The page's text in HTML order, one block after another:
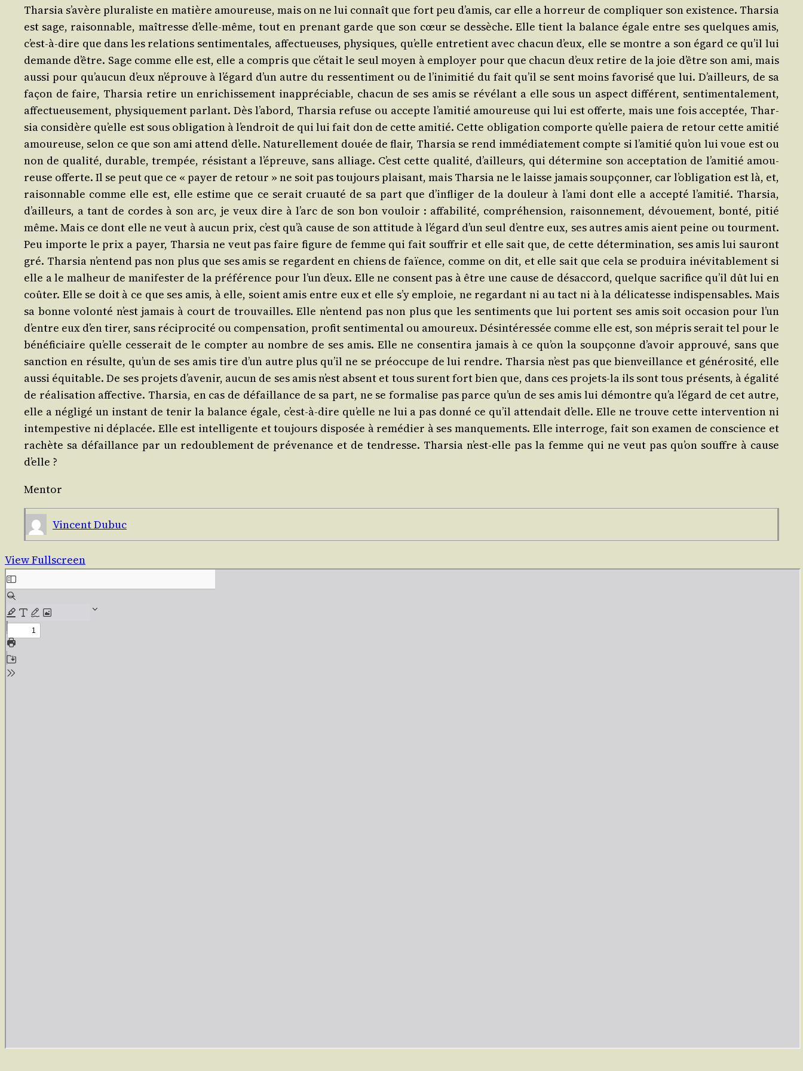
Thar­sia s’a­vère plu­ra­liste en matière amou­reuse, mais on ne lui connaît que fort peu d’a­mis, car elle a hor­reur de com­pli­quer son exis­tence. Thar­sia
est sage, rai­son­nable, maî­tresse d’elle-même, tout en pre­nant garde que son cœur se des­sèche. Elle tient la balance égale entre ses quelques amis,
c’est-à-dire que dans les rela­tions sen­ti­men­tales, affec­tueuses, phy­siques, qu’elle entre­tient avec cha­cun d’eux, elle se montre a son égard ce qu’il lui
demande d’être. Sage comme elle est, elle a com­pris que c’é­tait le seul moyen à employer pour que cha­cun d’eux retire de la joie d’être son ami, mais
aus­si pour qu’au­cun d’eux n’é­prouve à l’é­gard d’un autre du res­sen­ti­ment ou de l’i­ni­mi­tié du fait qu’il se sent moins favo­ri­sé que lui. D’ailleurs, de sa
façon de faire, Thar­sia retire un enri­chis­se­ment inap­pré­ciable, cha­cun de ses amis se révé­lant a elle sous un aspect dif­fé­rent, sen­ti­men­ta­le­ment,
affec­tueu­se­ment, phy­si­que­ment par­lant. Dès l’a­bord, Thar­sia refuse ou accepte l’a­mi­tié amou­reuse qui lui est offerte, mais une fois accep­tée, Thar­
sia consi­dère qu’elle est sous obli­ga­tion à l’en­droit de qui lui fait don de cette ami­tié. Cette obli­ga­tion com­porte qu’elle paie­ra de retour cette ami­tié
amou­reuse, selon ce que son ami attend d’elle. Natu­rel­le­ment douée de flair, Thar­sia se rend immé­dia­te­ment compte si l’a­mi­tié qu’on lui voue est ou
non de qua­li­té, durable, trem­pée, résis­tant a l’é­preuve, sans alliage. C’est cette qua­li­té, d’ailleurs, qui déter­mine son accep­ta­tion de l’a­mi­tié amou­
reuse offerte. Il se peut que ce « payer de retour » ne soit pas tou­jours plai­sant, mais Thar­sia ne le laisse jamais soup­çon­ner, car l’o­bli­ga­tion est là, et,
rai­son­nable comme elle est, elle estime que ce serait cruau­té de sa part que d’in­fli­ger de la dou­leur à l’a­mi dont elle a accep­té l’a­mi­tié. Thar­sia,
d’ailleurs, a tant de cordes à son arc, je veux dire à l’arc de son bon vou­loir : affa­bi­li­té, com­pré­hen­sion, rai­son­ne­ment, dévoue­ment, bon­té, pitié
même. Mais ce dont elle ne veut à aucun prix, c’est qu’à cause de son atti­tude à l’é­gard d’un seul d’entre eux, ses autres amis aient peine ou tour­ment.
Peu importe le prix a payer, Thar­sia ne veut pas faire figure de femme qui fait souf­frir et elle sait que, de cette déter­mi­na­tion, ses amis lui sau­ront
gré. Thar­sia n’en­tend pas non plus que ses amis se regardent en chiens de faïence, comme on dit, et elle sait que cela se pro­dui­ra inévi­ta­ble­ment si
elle a le mal­heur de mani­fes­ter de la pré­fé­rence pour l’un d’eux. Elle ne consent pas à être une cause de désac­cord, quelque sacri­fice qu’il dût lui en
coû­ter. Elle se doit à ce que ses amis, à elle, soient amis entre eux et elle s’y emploie, ne regar­dant ni au tact ni à la déli­ca­tesse indis­pen­sables. Mais
sa bonne volon­té n’est jamais à court de trou­vailles. Elle n’en­tend pas non plus que les sen­ti­ments que lui portent ses amis soit occa­sion pour l’un
d’entre eux d’en tirer, sans réci­pro­ci­té ou com­pen­sa­tion, pro­fit sen­ti­men­tal ou amou­reux. Dés­in­té­res­sée comme elle est, son mépris serait tel pour le
béné­fi­ciaire qu’elle ces­se­rait de le comp­ter au nombre de ses amis. Elle ne consen­ti­ra jamais à ce qu’on la soup­çonne d’a­voir approu­vé, sans que
sanc­tion en résulte, qu’un de ses amis tire d’un autre plus qu’il ne se pré­oc­cupe de lui rendre. Thar­sia n’est pas que bien­veillance et géné­ro­si­té, elle
aus­si équi­table. De ses pro­jets d’a­ve­nir, aucun de ses amis n’est absent et tous sur­ent fort bien que, dans ces pro­jets-la ils sont tous pré­sents, à éga­li­té
de réa­li­sa­tion affec­tive. Thar­sia, en cas de défaillance de sa part, ne se for­ma­lise pas parce qu’un de ses amis lui démontre qu’a l’é­gard de cet autre,
elle a négli­gé un ins­tant de tenir la balance égale, c’est-à-dire qu’elle ne lui a pas don­né ce qu’il atten­dait d’elle. Elle ne trouve cette inter­ven­tion ni
intem­pes­tive ni dépla­cée. Elle est intel­li­gente et tou­jours dis­po­sée à remé­dier à ses man­que­ments. Elle inter­roge, fait son exa­men de conscience et
rachète sa défaillance par un redou­ble­ment de pré­ve­nance et de ten­dresse. Thar­sia n’est-elle pas la femme qui ne veut pas qu’on souffre à cause
d’elle ?
Men­tor
Vincent Dubuc
View Fullscreen